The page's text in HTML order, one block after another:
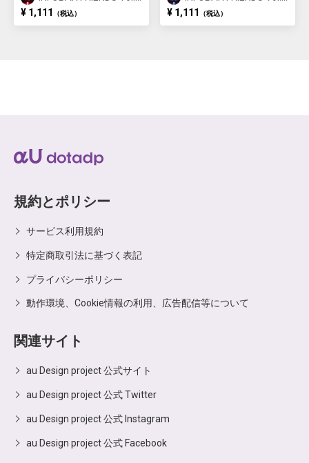
NISHIKIGOI ①
¥ 1,111 （税込）
BUILDING ②
¥ 1,111 （税込）
規約とポリシー
サービス利用規約
特定商取引法に基づく表記
プライバシーポリシー
動作環境、Cookie情報の利用、広告配信等について
関連サイト
au Design project 公式サイト
au Design project 公式 Twitter
au Design project 公式 Instagram
au Design project 公式 Facebook